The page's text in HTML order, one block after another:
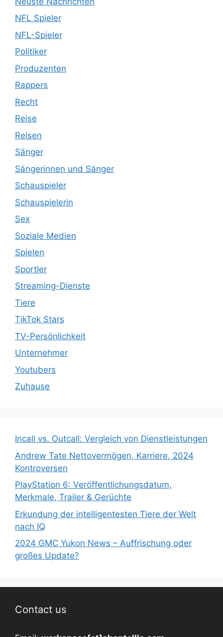
NFL Spieler
NFL-Spieler
Politiker
Produzenten
Rappers
Recht
Reise
Reisen
Sänger
Sängerinnen und Sänger
Schauspieler
Schauspielerin
Sex
Soziale Medien
Spielen
Sportler
Streaming-Dienste
Tiere
TikTok Stars
TV-Persönlichkeit
Unternehmer
Youtubers
Zuhause
Incall vs. Outcall: Vergleich von Dienstleistungen
Andrew Tate Nettovermögen, Karriere, 2024
Kontroversen
PlayStation 6: Veröffentlichungsdatum,
Merkmale, Trailer & Gerüchte
Erkundung der intelligentesten Tiere der Welt
nach IQ
2024 GMC Yukon News – Auffrischung oder
großes Update?
Contact us